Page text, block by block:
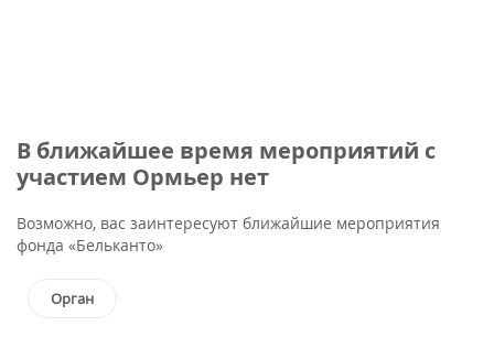
В ближайшее время мероприятий с
участием Ормьер нет
Возможно, вас заинтересуют ближайшие мероприятия
фонда «Бельканто»
Орган